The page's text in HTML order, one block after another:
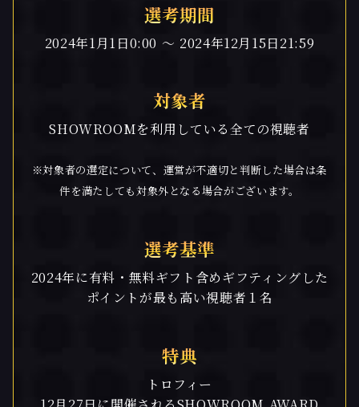
選考期間
2024年1月1日0:00 〜 2024年12月15日21:59
対象者
SHOWROOMを利用している全ての視聴者
※対象者の選定について、運営が不適切と判断した場合は条
件を満たしても対象外となる場合がございます。
選考基準
2024年に有料・無料ギフト含めギフティングした
ポイントが最も高い視聴者１名
特典
トロフィー